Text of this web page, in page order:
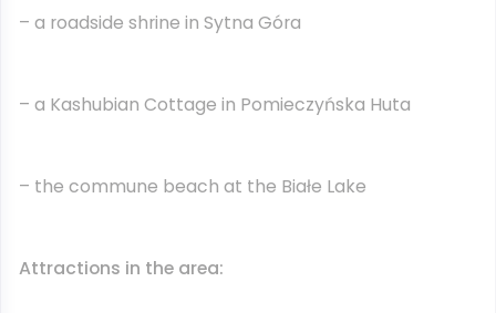
– a roadside shrine in Sytna Góra
– a Kashubian Cottage in Pomieczyńska Huta
– the commune beach at the Białe Lake
Attractions in the area: